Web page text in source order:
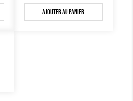
Ajouter au panier